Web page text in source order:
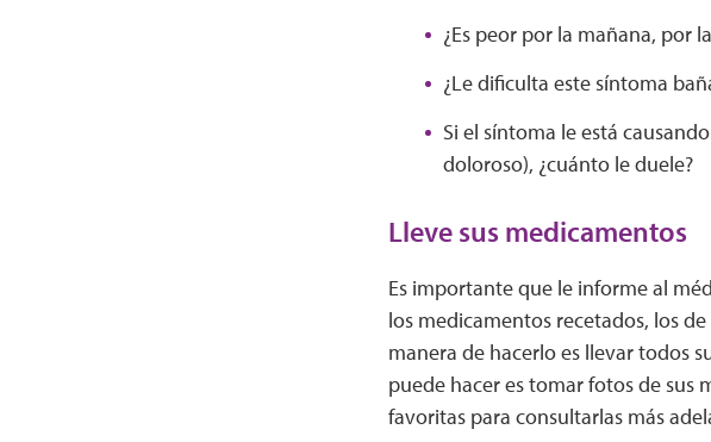
¿Es peor por la mañana, por
¿Le dificulta este síntoma
Si el síntoma le está
doloroso), ¿cuánto le duele?
Lleve sus medicamentos
Es importante que le informe al
los medicamentos recetados, los
manera de hacerlo es llevar todos
puede hacer es tomar fotos de sus
favoritas para consultarlas más